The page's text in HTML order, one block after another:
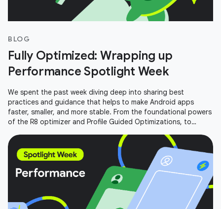
BLOG
Fully Optimized: Wrapping up
Performance Spotlight Week
We spent the past week diving deep into sharing best
practices and guidance that helps to make Android apps
faster, smaller, and more stable. From the foundational powers
of the R8 optimizer and Profile Guided Optimizations, to